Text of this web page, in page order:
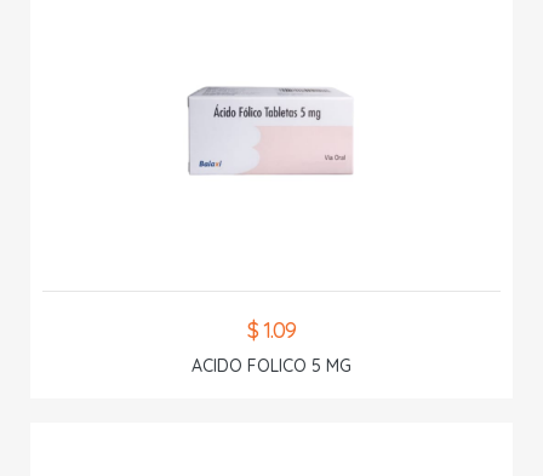
$ 1.09
ACIDO FOLICO 5 MG